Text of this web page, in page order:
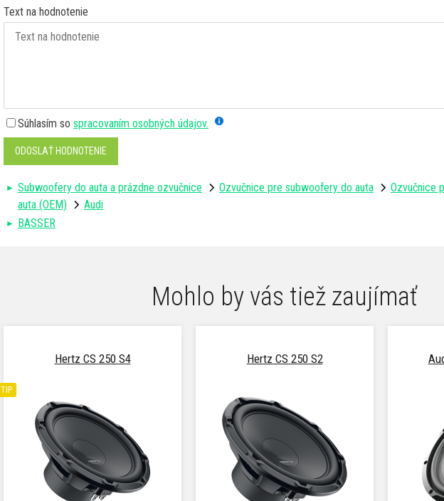
Text na hodnotenie
Súhlasím so spracovaním osobných údajov.
ODOSLAŤ HODNOTENIE
Subwoofery do auta a prázdne ozvučnice Ozvučnice pre subwoofery do auta
Ozvučnice
auta (OEM)
Audi
BASSER
Mohlo by vás tiež zaujímať
Hertz CS 250 S4
TIP
Hertz CS 250 S2